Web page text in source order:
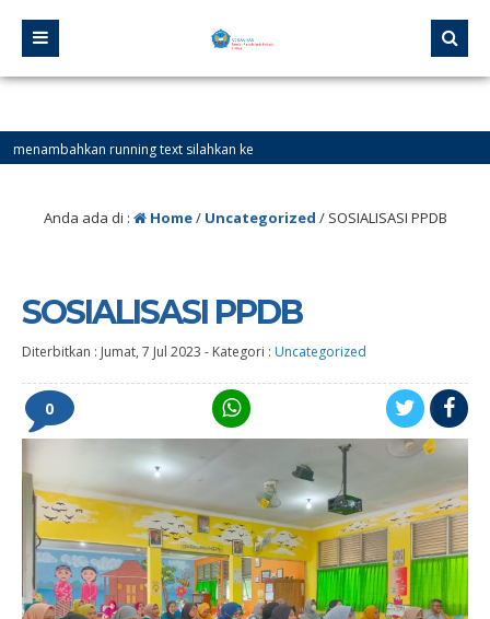
running text silahkan ke
Anda ada di : Home/ Uncategorized / SOSIALISASI PPDB
SOSIALISASI PPDB
Diterbitkan : Jumat, 7 Jul 2023 - Kategori : Uncategorized
0